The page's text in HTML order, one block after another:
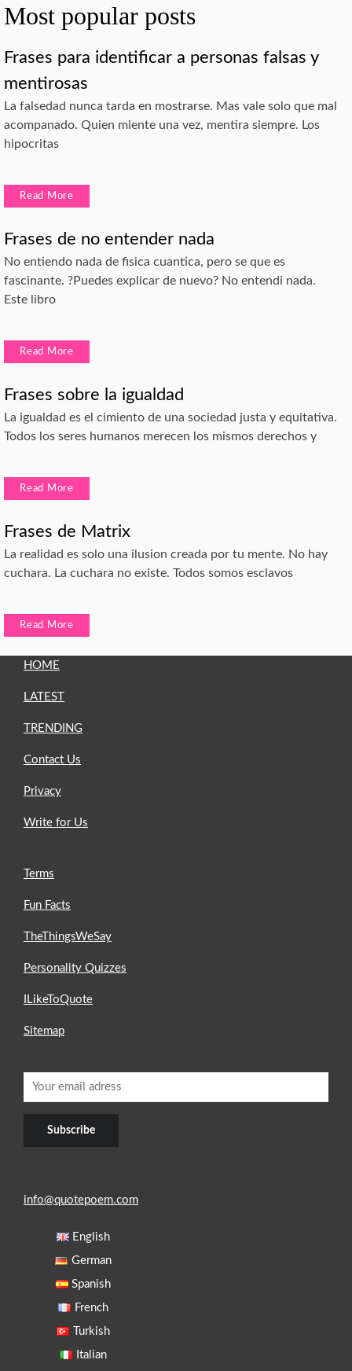
Most popular posts
Frases para identificar a personas falsas y
mentirosas
La falsedad nunca tarda en mostrarse. Mas vale solo que mal
acompanado. Quien miente una vez, mentira siempre. Los
hipocritas
Read More
Frases de no entender nada
No entiendo nada de fisica cuantica, pero se que es
fascinante. ?Puedes explicar de nuevo? No entendi nada.
Este libro
Read More
Frases sobre la igualdad
La igualdad es el cimiento de una sociedad justa y equitativa.
Todos los seres humanos merecen los mismos derechos y
Read More
Frases de Matrix
La realidad es solo una ilusion creada por tu mente. No hay
cuchara. La cuchara no existe. Todos somos esclavos
Read More
HOME
LATEST
TRENDING
Contact Us
Privacy
Write for Us
Terms
Fun Facts
TheThingsWeSay
Personality Quizzes
ILikeToQuote
Sitemap
info@quotepoem.com
English
German
Spanish
French
Turkish
Italian